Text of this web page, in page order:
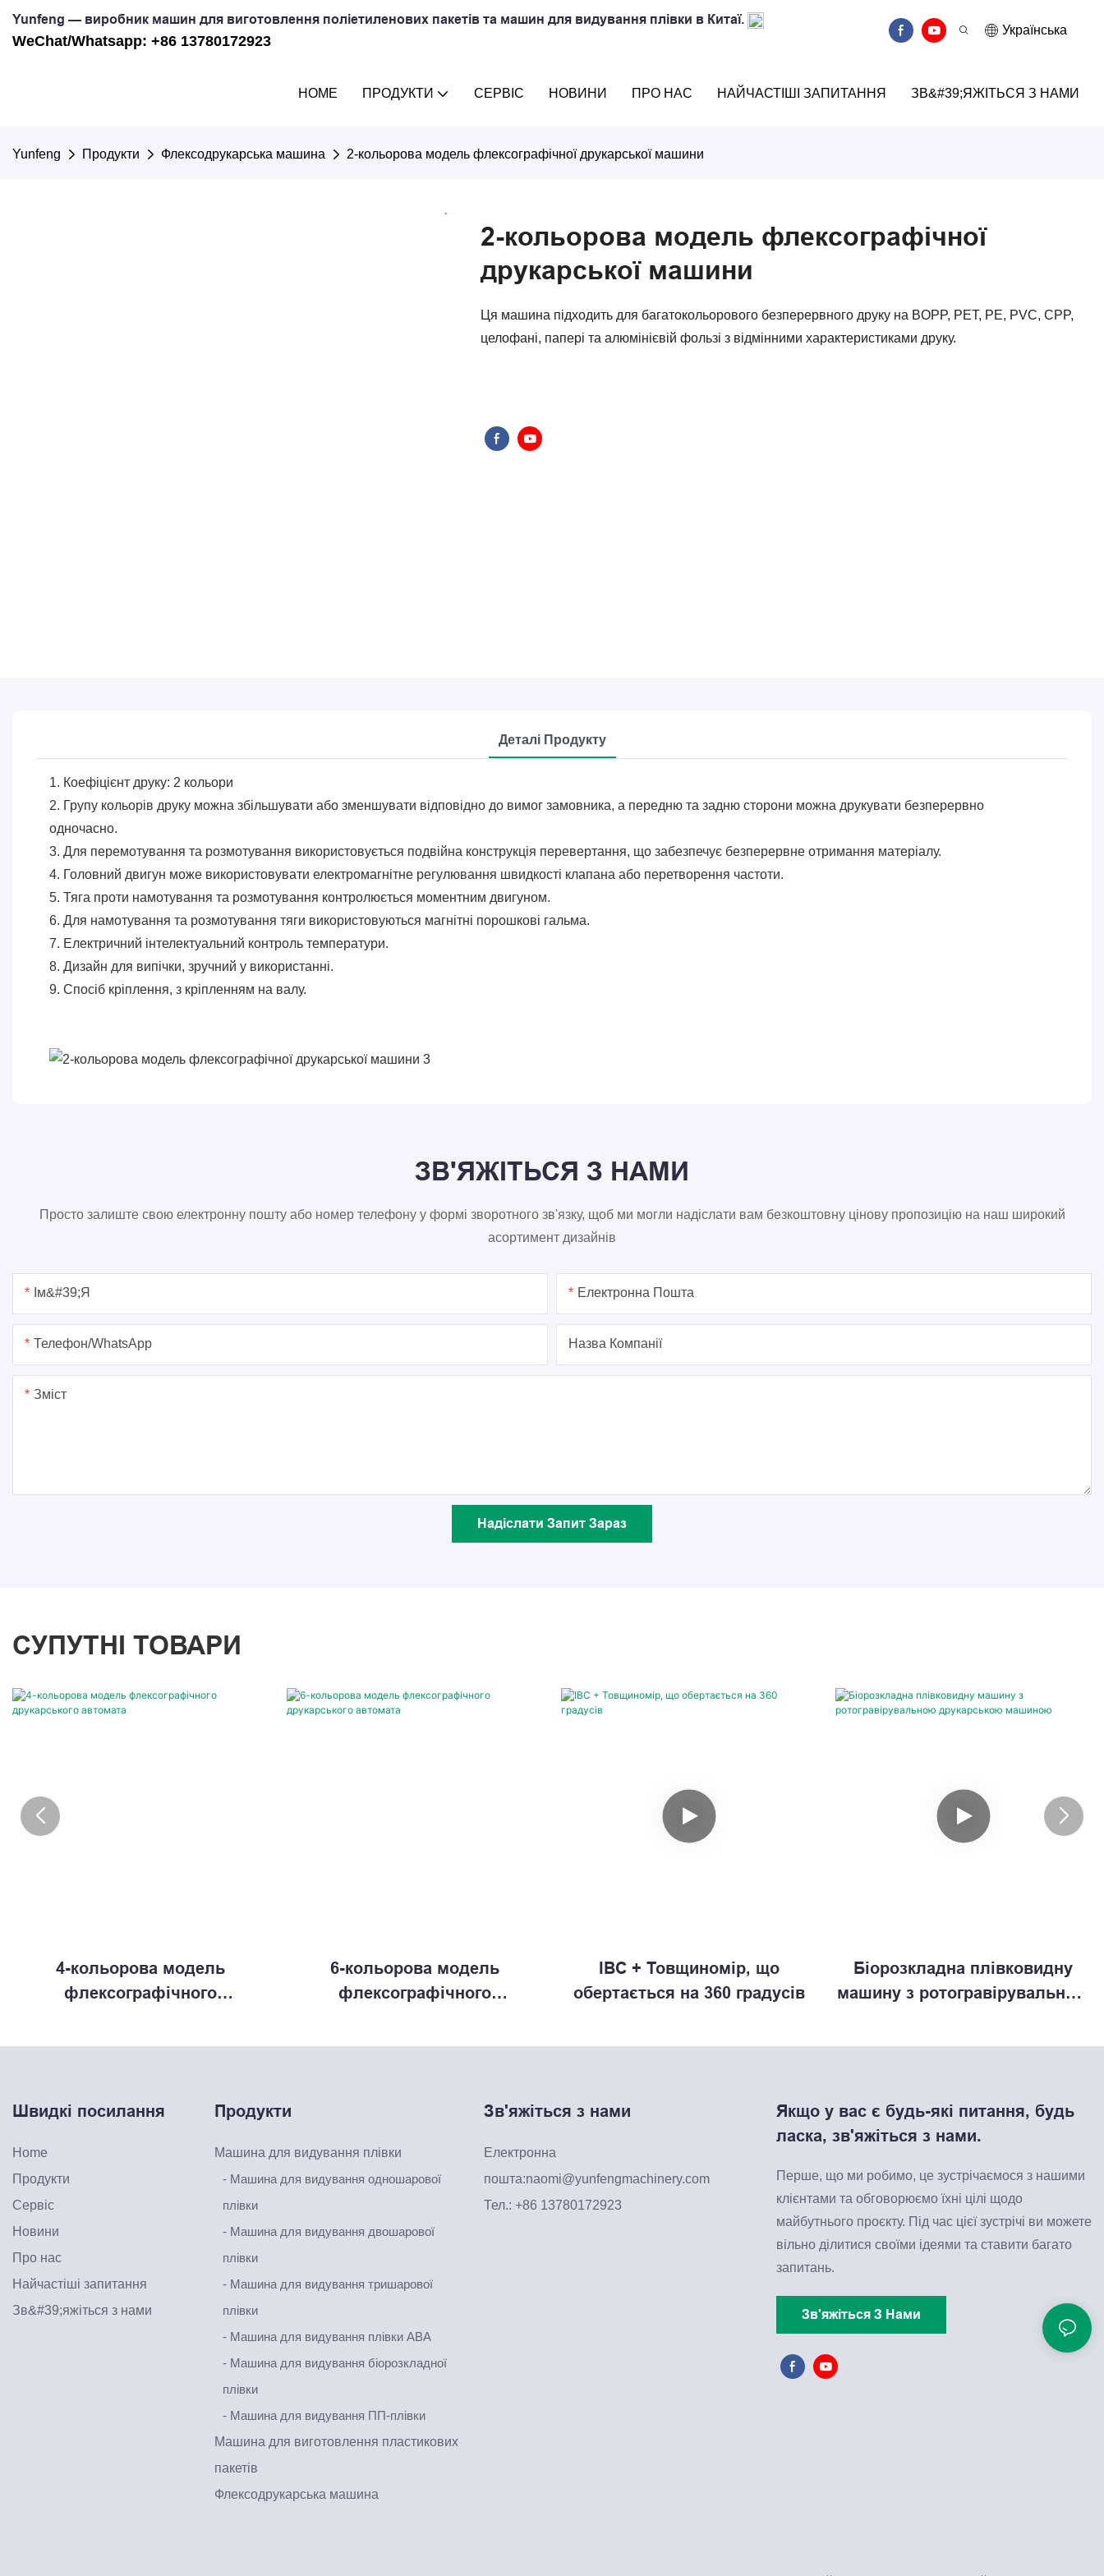
Yunfeng — виробник машин для виготовлення поліетиленових пакетів та машин для видування плівки в Китаї.
WeChat/Whatsapp: +86 13780172923
Українська
HOME ПРОДУКТИ СЕРВІС НОВИНИ ПРО НАС НАЙЧАСТІШІ ЗАПИТАННЯ ЗВ&#39;ЯЖІТЬСЯ З НАМИ
Yunfeng Продукти Флексодрукарська машина 2-кольорова модель флексографічної друкарської машини
2-кольорова модель флексографічної
друкарської машини
Ця машина підходить для багатокольорового безперервного друку на BOPP, PET, PE, PVC, CPP,
целофані, папері та алюмінієвій фользі з відмінними характеристиками друку.
Деталі Продукту
1. Коефіцієнт друку: 2 кольори
2. Групу кольорів друку можна збільшувати або зменшувати відповідно до вимог замовника, а передню та задню сторони можна друкувати безперервно
одночасно.
3. Для перемотування та розмотування використовується подвійна конструкція перевертання, що забезпечує безперервне отримання матеріалу.
4. Головний двигун може використовувати електромагнітне регулювання швидкості клапана або перетворення частоти.
5. Тяга проти намотування та розмотування контролюється моментним двигуном.
6. Для намотування та розмотування тяги використовуються магнітні порошкові гальма.
7. Електричний інтелектуальний контроль температури.
8. Дизайн для випічки, зручний у використанні.
9. Спосіб кріплення, з кріпленням на валу.
ЗВ'ЯЖІТЬСЯ З НАМИ
Просто залиште свою електронну пошту або номер телефону у формі зворотного зв'язку, щоб ми могли надіслати вам безкоштовну цінову пропозицію на наш широкий
асортимент дизайнів
Ім&#39;я Електронна Пошта
Телефон/WhatsApp Назва Компанії
Зміст
Надіслати Запит Зараз
СУПУТНІ ТОВАРИ
4-кольорова модель
флексографічного
6-кольорова модель
флексографічного
IBC + Товщиномір, що
обертається на 360 градусів
Біорозкладна плівковидну
машину з ротогравірувальною
Швидкі посилання
Home
Продукти
Сервіс
Новини
Про нас
Найчастіші запитання
Зв&#39;яжіться з нами
Продукти
Машина для видування плівки
- Машина для видування одношарової
плівки
- Машина для видування двошарової
плівки
- Машина для видування тришарової
плівки
- Машина для видування плівки ABA
- Машина для видування біорозкладної
плівки
- Машина для видування ПП-плівки
Машина для виготовлення пластикових
пакетів
Флексодрукарська машина
Зв'яжіться з нами
Електронна
пошта:naomi@yunfengmachinery.com
Тел.: +86 13780172923
Якщо у вас є будь-які питання, будь
ласка, зв'яжіться з нами.
Перше, що ми робимо, це зустрічаємося з нашими
клієнтами та обговорюємо їхні цілі щодо
майбутнього проєкту. Під час цієї зустрічі ви можете
вільно ділитися своїми ідеями та ставити багато
запитань.
Зв'яжіться З Нами